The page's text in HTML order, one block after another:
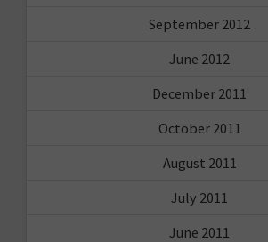
September 2012
June 2012
December 2011
October 2011
August 2011
July 2011
June 2011